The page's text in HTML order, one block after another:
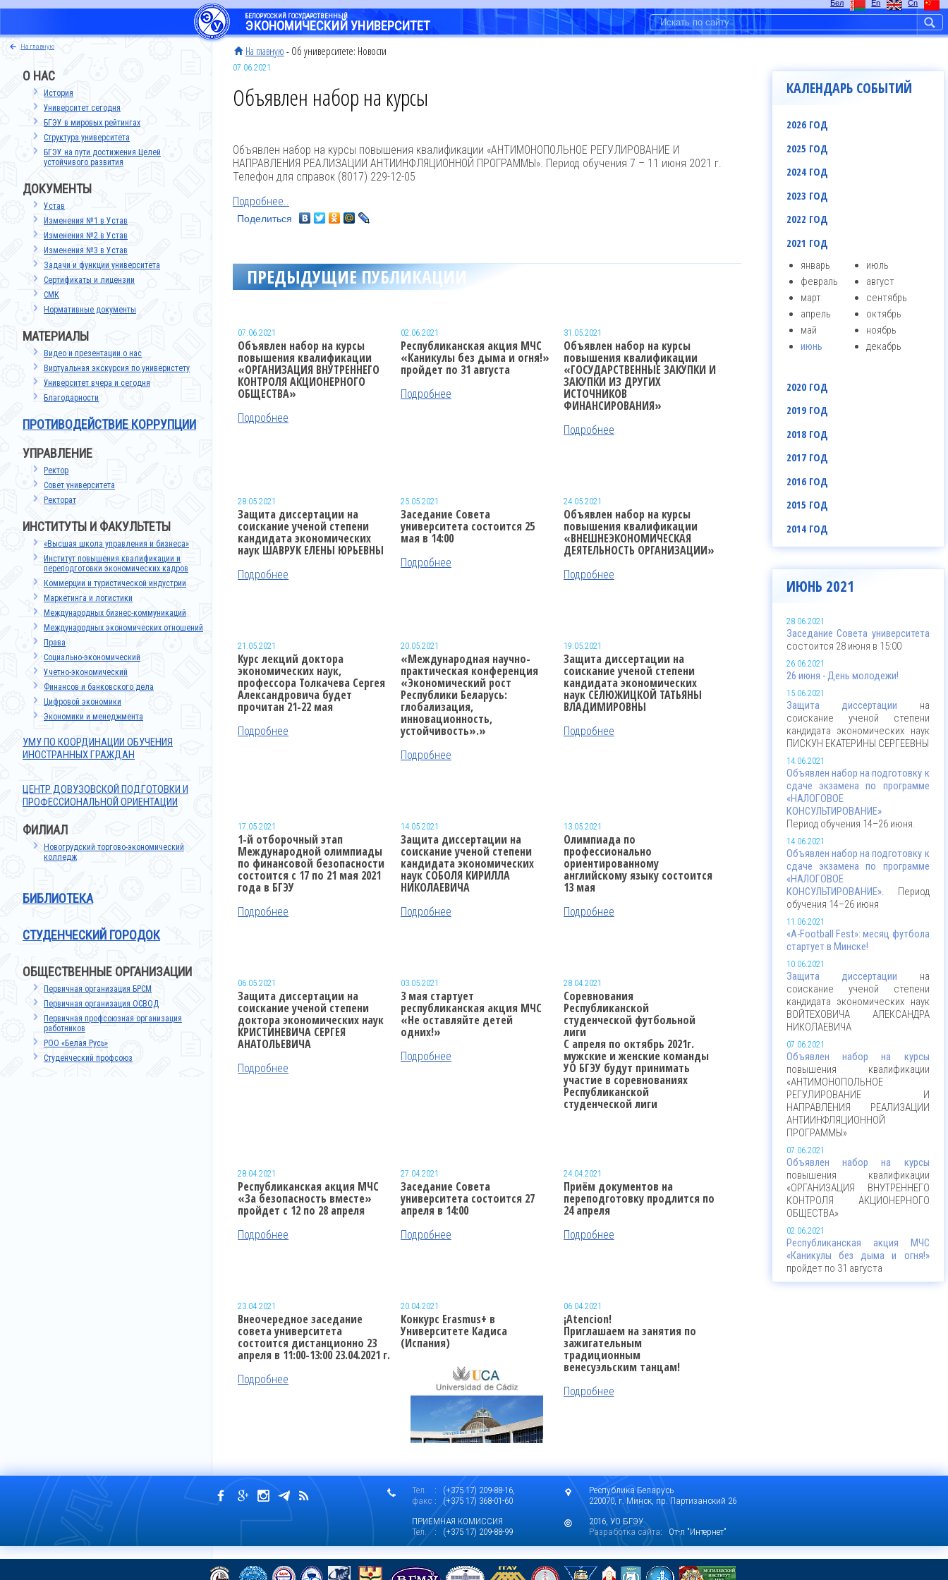
Бел En Cn
БЕЛОРУССКИЙ ГОСУДАРСТВЕННЫЙ
ЭКОНОМИЧЕСКИЙ УНИВЕРСИТЕТ
На главную - Об университете: Новости
на главную
О НАС
История
Университет сегодня
БГЭУ в мировых рейтингах
Структура университета
БГЭУ на пути достижения Целей
устойчивого развития
ДОКУМЕНТЫ
Устав
Изменения №1 в Устав
Изменения №2 в Устав
Изменения №3 в Устав
Задачи и функции университета
Сертификаты и лицензии
СМК
Нормативные документы
МАТЕРИАЛЫ
Видео и презентации о нас
Виртуальная экскурсия по универистету
Университет вчера и сегодня
Благодарности
ПРОТИВОДЕЙСТВИЕ КОРРУПЦИИ
УПРАВЛЕНИЕ
Ректор
Совет университета
Ректорат
ИНСТИТУТЫ И ФАКУЛЬТЕТЫ
«Высшая школа управления и бизнеса»
Институт повышения квалификации и
переподготовки экономических кадров
Коммерции и туристической индустрии
Маркетинга и логистики
Международных бизнес-коммуникаций
Международных экономических отношений
Права
Cоциально-экономический
Учетно-экономический
Финансов и банковского дела
Цифровой экономики
Экономики и менеджмента
УМУ ПО КООРДИНАЦИИ ОБУЧЕНИЯ
ИНОСТРАННЫХ ГРАЖДАН
ЦЕНТР ДОВУЗОВСКОЙ ПОДГОТОВКИ И
ПРОФЕССИОНАЛЬНОЙ ОРИЕНТАЦИИ
ФИЛИАЛ
Новогрудский торгово-экономический
колледж
БИБЛИОТЕКА
СТУДЕНЧЕСКИЙ ГОРОДОК
ОБЩЕСТВЕННЫЕ ОРГАНИЗАЦИИ
Первичная организация БРСМ
Первичная организация ОСВОД
Первичная профсоюзная организация
работников
РОО «Белая Русь»
Студенческий профсоюз
07.06.2021
Объявлен набор на курсы
Объявлен набор на курсы повышения квалификации «АНТИМОНОПОЛЬНОЕ РЕГУЛИРОВАНИЕ И
НАПРАВЛЕНИЯ РЕАЛИЗАЦИИ АНТИИНФЛЯЦИОННОЙ ПРОГРАММЫ». Период обучения 7 – 11 июня 2021 г.
Телефон для справок (8017) 229-12-05
Подробнее..
Поделиться
ПРЕДЫДУЩИЕ ПУБЛИКАЦИИ
07.06.2021
Объявлен набор на курсы
повышения квалификации
«ОРГАНИЗАЦИЯ ВНУТРЕННЕГО
КОНТРОЛЯ АКЦИОНЕРНОГО
ОБЩЕСТВА»
Подробнее
02.06.2021
Республиканская акция МЧС
«Каникулы без дыма и огня!»
пройдет по 31 августа
Подробнее
31.05.2021
Объявлен набор на курсы
повышения квалификации
«ГОСУДАРСТВЕННЫЕ ЗАКУПКИ И
ЗАКУПКИ ИЗ ДРУГИХ
ИСТОЧНИКОВ
ФИНАНСИРОВАНИЯ»
Подробнее
28.05.2021
Защита диссертации на
соискание ученой степени
кандидата экономических
наук ШАВРУК ЕЛЕНЫ ЮРЬЕВНЫ
Подробнее
25.05.2021
Заседание Совета
университета состоится 25
мая в 14:00
Подробнее
24.05.2021
Объявлен набор на курсы
повышения квалификации
«ВНЕШНЕЭКОНОМИЧЕСКАЯ
ДЕЯТЕЛЬНОСТЬ ОРГАНИЗАЦИИ»
Подробнее
21.05.2021
Курс лекций доктора
экономических наук,
профессора Толкачева Сергея
Александровича будет
прочитан 21-22 мая
Подробнее
20.05.2021
«Международная научно-
практическая конференция
«Экономический рост
Республики Беларусь:
глобализация,
инновационность,
устойчивость».»
Подробнее
19.05.2021
Защита диссертации на
соискание ученой степени
кандидата экономических
наук СЕЛЮЖИЦКОЙ ТАТЬЯНЫ
ВЛАДИМИРОВНЫ
Подробнее
17.05.2021
1-й отборочный этап
Международной олимпиады
по финансовой безопасности
состоится c 17 по 21 мая 2021
года в БГЭУ
Подробнее
14.05.2021
Защита диссертации на
соискание ученой степени
кандидата экономических
наук СОБОЛЯ КИРИЛЛА
НИКОЛАЕВИЧА
Подробнее
13.05.2021
Олимпиада по
профессионально
ориентированному
английскому языкусостоится
13 мая
Подробнее
06.05.2021
Защита диссертации на
соискание ученой степени
доктора экономических наук
КРИСТИНЕВИЧА СЕРГЕЯ
АНАТОЛЬЕВИЧА
Подробнее
03.05.2021
3 мая стартует
республиканская акция МЧС
«Не оставляйте детей
одних!»
Подробнее
28.04.2021
Соревнования
Республиканской
студенческой футбольной
лиги
С апреля по октябрь 2021г.
мужские и женские команды
УО БГЭУ будут принимать
участие в соревнованиях
Республиканской
студенческой лиги
28.04.2021
Республиканская акция МЧС
«За безопасность вместе»
пройдет с 12 по 28 апреля
Подробнее
27.04.2021
Заседание Совета
университета состоится 27
апреля в 14:00
Подробнее
24.04.2021
Приём документов на
переподготовкупродлится по
24 апреля
Подробнее
23.04.2021
Внеочередное заседание
совета университета
состоится дистанционно 23
апреля в 11:00-13:00 23.04.2021 г.
Подробнее
20.04.2021
Конкурс Erasmus+ в
Университете Кадиса
(Испания)
Подробнее
06.04.2021
¡Atencion!
Приглашаем на занятия по
зажигательным
традиционным
венесуэльским танцам!
Подробнее
КАЛЕНДАРЬ СОБЫТИЙ
2026 ГОД
2025 ГОД
2024 ГОД
2023 ГОД
2022 ГОД
2021 ГОД
январь
февраль
март
апрель
май
июнь
июль
август
сентябрь
октябрь
ноябрь
декабрь
2020 ГОД
2019 ГОД
2018 ГОД
2017 ГОД
2016 ГОД
2015 ГОД
2014 ГОД
ИЮНЬ 2021
28.06.2021
Заседание Совета университета
состоится 28 июня в 15:00
26.06.2021
26 июня - День молодежи!
15.06.2021
Защита диссертации на
соискание ученой степени
кандидата экономических наук
ПИСКУН ЕКАТЕРИНЫ СЕРГЕЕВНЫ
14.06.2021
Объявлен набор на подготовку к
сдаче экзамена по программе
«НАЛОГОВОЕ
КОНСУЛЬТИРОВАНИЕ»
Период обучения 14–26 июня.
14.06.2021
Объявлен набор на подготовку к
сдаче экзамена по программе
«НАЛОГОВОЕ
КОНСУЛЬТИРОВАНИЕ». Период
обучения 14–26 июня
11.06.2021
«A-Football Fest»: месяц футбола
стартует в Минске!
10.06.2021
Защита диссертации на
соискание ученой степени
кандидата экономических наук
ВОЙТЕХОВИЧА АЛЕКСАНДРА
НИКОЛАЕВИЧА
07.06.2021
Объявлен набор на курсы
повышения квалификации
«АНТИМОНОПОЛЬНОЕ
РЕГУЛИРОВАНИЕ И
НАПРАВЛЕНИЯ РЕАЛИЗАЦИИ
АНТИИНФЛЯЦИОННОЙ
ПРОГРАММЫ»
07.06.2021
Объявлен набор на курсы
повышения квалификации
«ОРГАНИЗАЦИЯ ВНУТРЕННЕГО
КОНТРОЛЯ АКЦИОНЕРНОГО
ОБЩЕСТВА»
02.06.2021
Республиканская акция МЧС
«Каникулы без дыма и огня!»
пройдет по 31 августа
Тел.
: (+375 17) 209-88-16,
факс : (+375 17) 368-01-60
ПРИЕМНАЯ КОМИССИЯ
Тел.
: (+375 17) 209-88-99
Республика Беларусь
220070, г. Минск, пр. Партизанский 26
2016, УО БГЭУ
Разработка сайта: От-л "Интернет"